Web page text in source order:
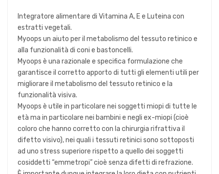
Integratore alimentare di Vitamina A, E e Luteina con
estratti vegetali.
Myoops un aiuto per il metabolismo del tessuto retinico e
alla funzionalità di coni e bastoncelli.
Myoops è una razionale e specifica formulazione che
garantisce il corretto apporto di tutti gli elementi utili per
migliorare il metabolismo del tessuto retinico e la
funzionalità visiva.
Myoops è utile in particolare nei soggetti miopi di tutte le
età ma in particolare nei bambini e negli ex-miopi (cioè
coloro che hanno corretto con la chirurgia rifrattiva il
difetto visivo), nei quali i tessuti retinici sono sottoposti
ad uno stress superiore rispetto a quello dei soggetti
cosiddetti “emmetropi” cioè senza difetti di refrazione.